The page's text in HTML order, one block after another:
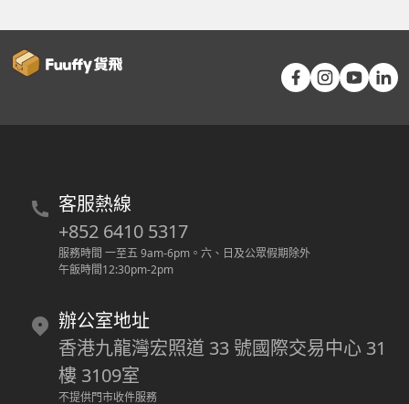
客服熱線
+852 6410 5317
服務時間 一至五 9am-6pm 。 六、日及公眾假期除外
午飯時間12:30pm-2pm
辦公室地址
香港九龍灣宏照道 33 號國際交易中心 31
樓 3109室
不提供門市收件服務